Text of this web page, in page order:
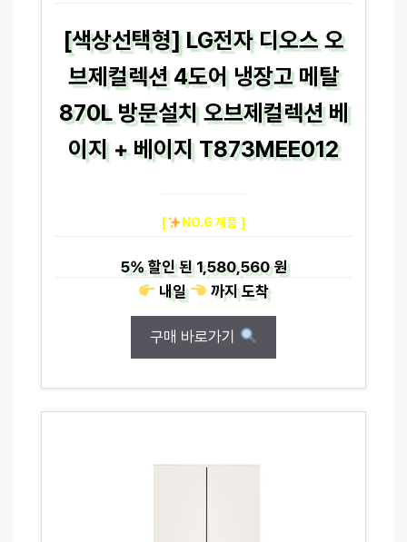
[색상선택형] LG전자 디오스 오
브제컬렉션 4도어 냉장고 메탈
870L 방문설치 오브제컬렉션 베
이지 + 베이지 T873MEE012
[ NO.6 제품 ]
5%할인 된1,580,560 원
내일
까지도착
구매 바로가기